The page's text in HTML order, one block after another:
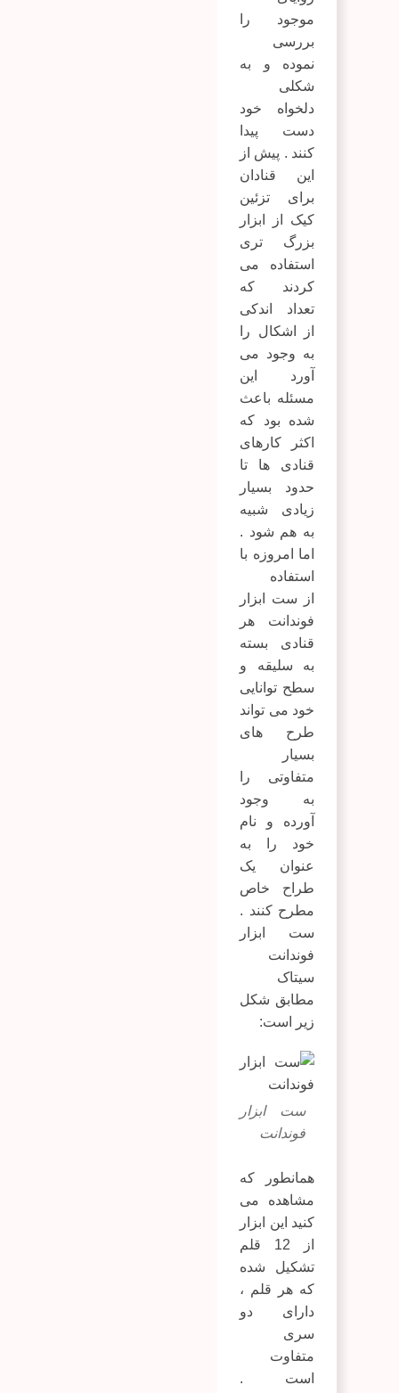
موجود را
بررسی
نموده و به
شکلی
دلخواه خود
دست پیدا
کنند . پیش از
این قنادان
برای تزئین
کیک از ابزار
بزرگ تری
استفاده می
کردند که
تعداد اندکی
از اشکال را
به وجود می
آورد این
مسئله باعث
شده بود که
اکثر کارهای
قنادی ها تا
حدود بسیار
زیادی شبیه
به هم شود .
اما امروزه با
استفاده
از ست ابزار
فوندانت هر
قنادی بسته
به سلیقه و
سطح توانایی
خود می تواند
طرح های
بسیار
متفاوتی را
به وجود
آورده و نام
خود را به
عنوان یک
طراح خاص
مطرح کنند .
ست ابزار
فوندانت
سیتاک
مطابق شکل
زیر است:
ست ابزار
فوندانت
همانطور که
مشاهده می
کنید این ابزار
از 12 قلم
تشکیل شده
که هر قلم ،
دارای دو
سری
متفاوت
است .